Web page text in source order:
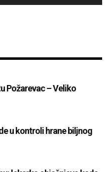
Požarevac – Veliko
u kontroli hrane biljnog